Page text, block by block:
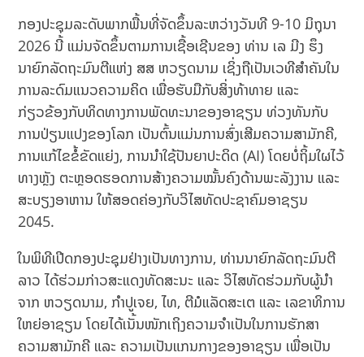
ກອງປະຊຸມລະດັບພາກພື້ນທີ່ຈັດຂຶ້ນລະຫວ່າງວັນທີ 9-10 ມິຖຸນາ
2026 ນີ້ ແມ່ນຈັດຂຶ້ນຕາມການເຊື້ອເຊີນຂອງ ທ່ານ ເລ ມີງ ຮຶງ
ນາຍົກລັດຖະມົນຕີແຫ່ງ ສສ ຫວຽດນາມ ເຊິ່ງຖືເປັນເວທີສຳຄັນໃນ
ການລະດົມແນວຄວາມຄິດ ເພື່ອຮັບມືກັບສິ່ງທ້າທາຍ ແລະ
ກ່ຽວຂ້ອງກັບທິດທາງການພັດທະນາຂອງອາຊຽນ ທ່ວງທັນກັບ
ການປ່ຽນແປງຂອງໂລກ ເປັນຕົ້ນແມ່ນການສົ່ງເສີມຄວາມສາມັກຄີ,
ການແກ້ໄຂຂໍ້ຂັດແຍ່ງ, ການນຳໃຊ້ປັນຍາປະດິດ (AI) ໂດຍບໍ່ຖິ້ມໃຜໄວ້
ທາງຫຼັງ ຕະຫຼອດຮອດການສ້າງຄວາມໝັ້ນຄົງດ້ານພະລັງງານ ແລະ
ສະບຽງອາຫານ ໃຫ້ສອດຄ່ອງກັບວິໄສທັດປະຊາຄົມອາຊຽນ
2045.
ໃນພິທີເປີດກອງປະຊຸມຢ່າງເປັນທາງການ, ທ່ານນາຍົກລັດຖະມົນຕີ
ລາວ ໄດ້ຮ່ວມກ່າວສະແດງທັດສະນະ ແລະ ວິໄສທັດຮ່ວມກັບຜູ້ນຳ
ຈາກ ຫວຽດນາມ, ກຳປູເຈຍ, ໄທ, ຕີມໍແລັດສະເຕ ແລະ ເລຂາທິການ
ໃຫຍ່ອາຊຽນ ໂດຍໄດ້ເນັ້ນໜັກເຖິງຄວາມຈຳເປັນໃນການຮັກສາ
ຄວາມສາມັກຄີ ແລະ ຄວາມເປັນແກນກາງຂອງອາຊຽນ ເພື່ອເປັນ